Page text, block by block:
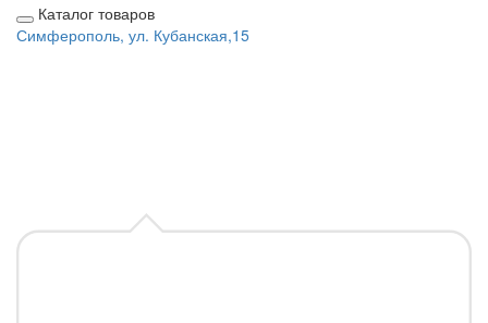
Каталог товаров
Симферополь, ул. Кубанская,15